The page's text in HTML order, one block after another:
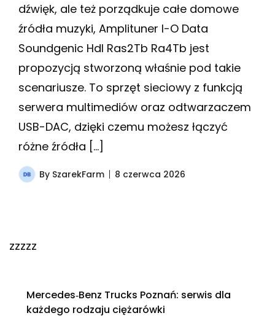
dźwięk, ale też porządkuje całe domowe
źródła muzyki, Amplituner I-O Data
Soundgenic Hdl Ras2Tb Ra4Tb jest
propozycją stworzoną właśnie pod takie
scenariusze. To sprzęt sieciowy z funkcją
serwera multimediów oraz odtwarzaczem
USB-DAC, dzięki czemu możesz łączyć
różne źródła […]
By SzarekFarm 8 czerwca 2026
zzzzz
Mercedes‑Benz Trucks Poznań: serwis dla
każdego rodzaju ciężarówki